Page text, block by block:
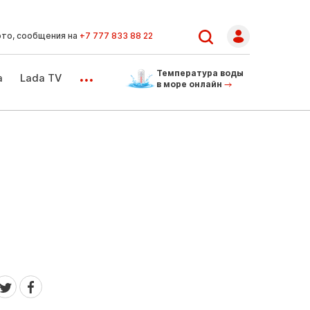
сообщения на +7 777 833 88 22
Lada TV ...
Температура воды
в море онлайн